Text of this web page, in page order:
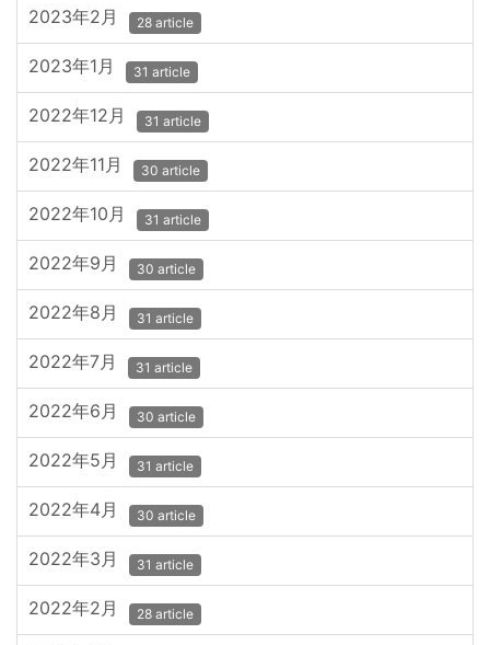
2023年2月 28 article
2023年1月 31 article
2022年12月 31 article
2022年11月 30 article
2022年10月 31 article
2022年9月 30 article
2022年8月 31 article
2022年7月 31 article
2022年6月 30 article
2022年5月 31 article
2022年4月 30 article
2022年3月 31 article
2022年2月 28 article